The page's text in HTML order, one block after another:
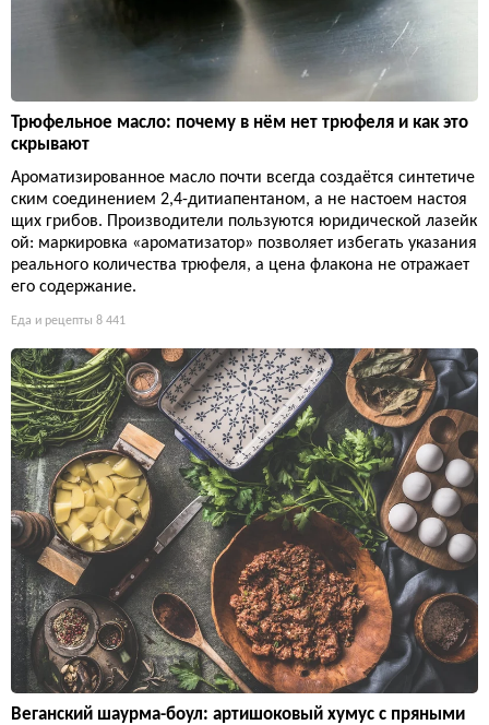
Трюфельное масло: почему в нём нет трюфеля и как это
скрывают
Ароматизированное масло почти всегда создаётся синтетиче
ским соединением 2,4-дитиапентаном, а не настоем настоя
щих грибов. Производители пользуются юридической лазейк
ой: маркировка «ароматизатор» позволяет избегать указания
реального количества трюфеля, а цена флакона не отражает
его содержание.
Еда и рецепты 8 441
Веганский шаурма-боул: артишоковый хумус с пряными